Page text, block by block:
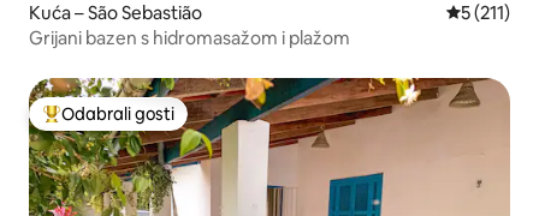
Kuća – São Sebastião Prosječna
5 (211)
Grijani bazen s hidromasažom i plažom
Među najviše rangiranima s oznakom „Odabrali gosti”
Odabrali gosti